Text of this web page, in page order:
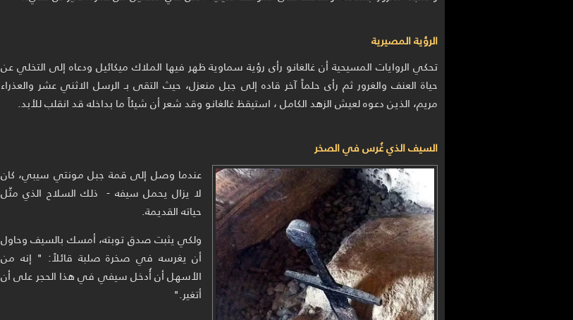
الرؤية المصيرية
تحكي الروايات المسيحية أن غالغانو رأى رؤية سماوية ظهر فيها الملاك ميكائيل ودعاه إلى التخلي عن
حياة العنف والغرور ثم رأى حلماً آخر قاده إلى جبل منعزل، حيث التقى بـ الرسل الاثني عشر والعذراء
مريم، الذين دعوه لعيش الزهد الكامل ، استيقظ غالغانو وقد شعر أن شيئاً ما بداخله قد انقلب للأبد.
السيف الذي غُرس في الصخر
عندما وصل إلى قمة جبل مونتي سيبي، كان
لا يزال يحمل سيفه - ذلك السلاح الذي مثّل
حياته القديمة.
ولكي يثبت صدق توبته، أمسك بالسيف وحاول
أن يغرسه في صخرة صلبة قائلاً: " إنه من
الأسهل أن أُدخل سيفي في هذا الحجر على أن
أتغير."